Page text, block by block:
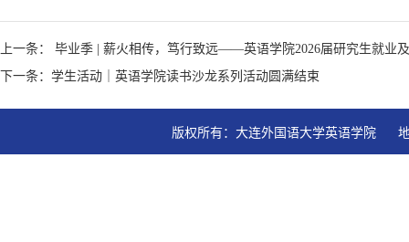
上一条： 毕业季 | 薪火相传，笃行致远——英语学院2026届研究生就业
下一条：学生活动｜英语学院读书沙龙系列活动圆满结束
版权所有：大连外国语大学英语学院